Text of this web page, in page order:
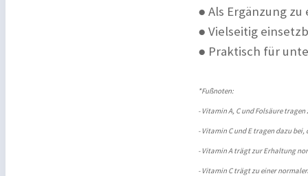
● Als Ergänzung
● Vielseitig
● Praktisch für
*Fußnoten:
- Vitamin A, C und Folsäure
- Vitamin C und E tragen dazu
- Vitamin A trägt zur Erhaltung
- Vitamin C trägt zu einer